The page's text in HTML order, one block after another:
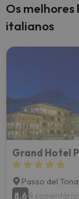
Os melhores
italianos
Grand Hotel
Passo del
8.6 8